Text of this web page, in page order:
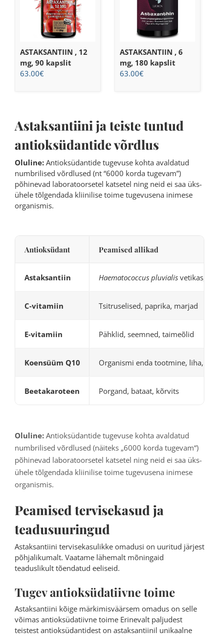
ASTAKSANTIIN , 12
mg, 90 kapslit
63.00€
ASTAKSANTIIN , 6
mg, 180 kapslit
63.00€
Astaksantiini ja teiste tuntud
antioksüdantide võrdlus
Oluline: Antioksüdantide tugevuse kohta avaldatud
numbrilised võrdlused (nt “6000 korda tugevam”)
põhinevad laboratoorsetel katsetel ning neid ei saa üks-
ühele tõlgendada kliinilise toime tugevusena inimese
organismis.
Antioksüdant Peamised allikad
Astaksantiin Haematococcus pluvialis vetikas,
C-vitamiin Tsitruselised, paprika, marjad
E-vitamiin Pähklid, seemned, taimeõlid
Koensüüm Q10 Organismi enda tootmine, liha, kala
Beetakaroteen Porgand, bataat, kõrvits
Oluline: Antioksüdantide tugevuse kohta avaldatud
numbrilised võrdlused (näiteks „6000 korda tugevam“)
põhinevad laboratoorsetel katsetel ning neid ei saa üks-
ühele tõlgendada kliinilise toime tugevusena inimese
organismis.
Peamised tervisekasud ja
teadusuuringud
Astaksantiini tervisekasulikke omadusi on uuritud järjest
põhjalikumalt. Vaatame lähemalt mõningaid
teaduslikult tõendatud eeliseid.
Tugev antioksüdatiivne toime
Astaksantiini kõige märkimisväärsem omadus on selle
võimas antioksüdatiivne toime Erinevalt paljudest
teistest antioksüdantidest on astaksantiinil unikaalne